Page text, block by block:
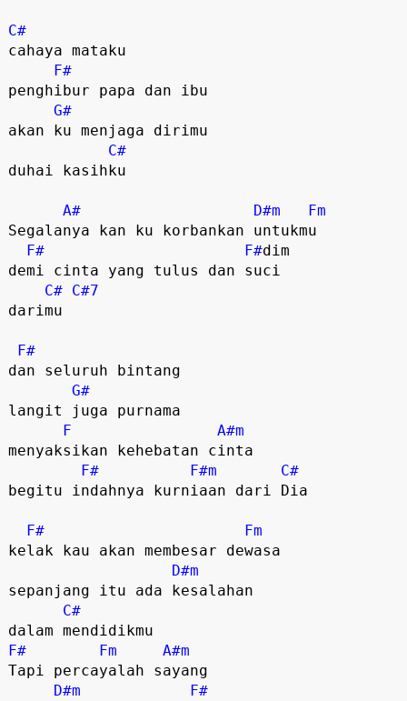
C#
cahaya mataku
F#
penghibur papa dan ibu
G#
akan ku menjaga dirimu
C#
duhai kasihku
A# D#m
Fm
Segalanya kan ku korbankan untukmu
F#
F#dim
demi cinta yang tulus dan suci
C# C#7
darimu
F#
dan seluruh bintang
G#
langit juga purnama
F
A#m
menyaksikan kehebatan cinta
F#
F#m
C#
begitu indahnya kurniaan dari Dia
F#
Fm
kelak kau akan membesar dewasa
D#m
sepanjang itu ada kesalahan
C#
F#
Fm
A#m
Tapi percayalah sayang
D#m
F#